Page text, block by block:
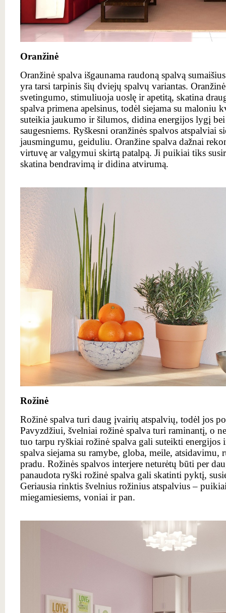
Oranžinė
Oranžinė spalva išgaunama raudoną spalvą
yra tarsi tarpinis šių dviejų spalvų variantas.
svetingumo, stimuliuoja uoslę ir apetitą, skatina
spalva primena apelsinus, todėl siejama su maloniu
suteikia jaukumo ir šilumos, didina energijos lygį bei
saugesniems. Ryškesni oranžinės spalvos atspalviai
jausmingumu, geiduliu. Oranžine spalva dažnai
virtuvę ar valgymui skirtą patalpą. Ji puikiai tiks
skatina bendravimą ir didina atvirumą.
Rožinė
Rožinė spalva turi daug įvairių atspalvių, todėl jos
Pavyzdžiui, švelniai rožinė spalva turi raminantį, o
tuo tarpu ryškiai rožinė spalva gali suteikti
spalva siejama su ramybe, globa, meile, atsidavimu,
pradu. Rožinės spalvos interjere neturėtų būti per
panaudota ryški rožinė spalva gali skatinti pyktį,
Geriausia rinktis švelnius rožinius atspalvius –
miegamiesiems, voniai ir pan.